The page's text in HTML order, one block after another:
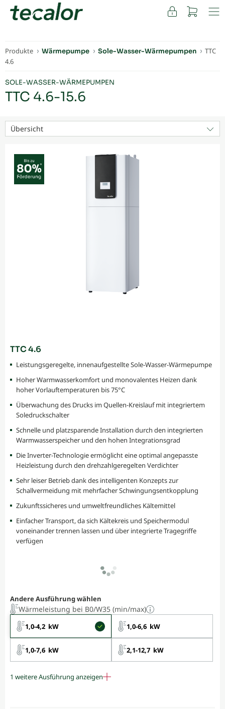
FACHKUNDEN
Produkte Wärmepumpe Sole-Wasser-Wärmepumpen
TTC
4.6
SOLE-WASSER-WÄRMEPUMPEN
TTC 4.6-15.6
Übersicht
TTC 4.6
Leistungsgeregelte, innenaufgestellte Sole-Wasser-Wärmepumpe
Hoher Warmwasserkomfort und monovalentes Heizen dank
hoher Vorlauftemperaturen bis 75°C
Überwachung des Drucks im Quellen-Kreislauf mit integriertem
Soledruckschalter
Schnelle und platzsparende Installation durch den integrierten
Warmwasserspeicher und den hohen Integrationsgrad
Die Inverter-Technologie ermöglicht eine optimal angepasste
Heizleistung durch den drehzahlgeregelten Verdichter
Sehr leiser Betrieb dank des intelligenten Konzepts zur
Schallvermeidung mit mehrfacher Schwingungsentkopplung
Zukunftssicheres und umweltfreundliches Kältemittel
Einfacher Transport, da sich Kältekreis und Speichermodul
voneinander trennen lassen und über integrierte Tragegriffe
verfügen
Andere Ausführung wählen
Wärmeleistung bei B0/W35 (min/max)
1,0-4,2 kW 1,0-6,6 kW
1,0-7,6 kW 2,1-12,7 kW
1 weitere Ausführung anzeigen